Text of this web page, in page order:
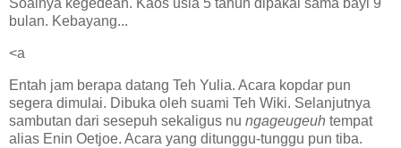
Soalnya kegedean. Kaos usia 5 tahun dipakai sama bayi 9
bulan. Kebayang...
<a
Entah jam berapa datang Teh Yulia. Acara kopdar pun
segera dimulai. Dibuka oleh suami Teh Wiki. Selanjutnya
sambutan dari sesepuh sekaligus nu ngageugeuh tempat
alias Enin Oetjoe. Acara yang ditunggu-tunggu pun tiba.